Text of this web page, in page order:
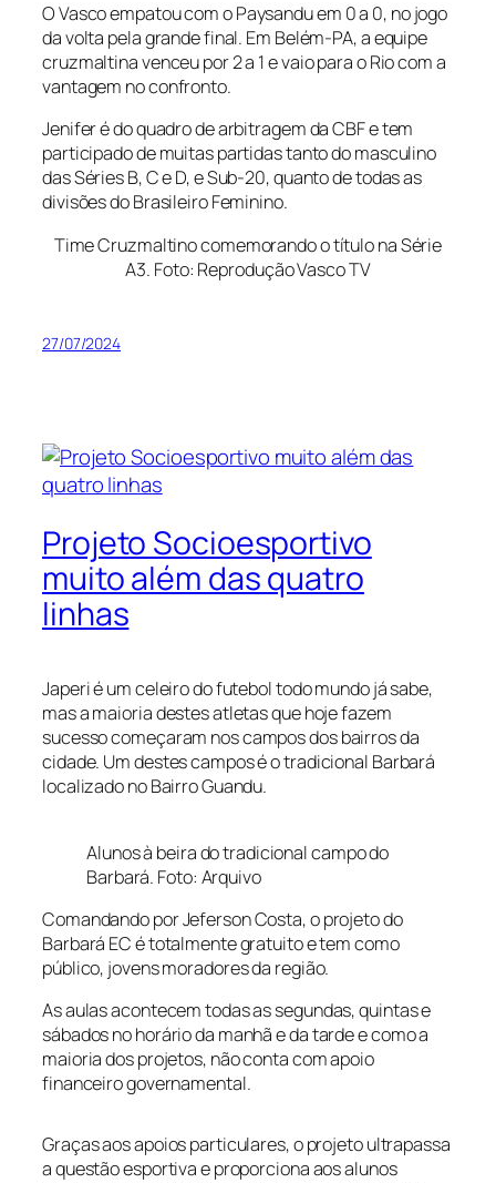
O Vasco empatou com o Paysandu em 0 a 0, no jogo
da volta pela grande final. Em Belém-PA, a equipe
cruzmaltina venceu por 2 a 1 e vaio para o Rio com a
vantagem no confronto.
Jenifer é do quadro de arbitragem da CBF e tem
participado de muitas partidas tanto do masculino
das Séries B, C e D, e Sub-20, quanto de todas as
divisões do Brasileiro Feminino.
Time Cruzmaltino comemorando o título na Série
A3. Foto: Reprodução Vasco TV
27/07/2024
Projeto Socioesportivo
muito além das quatro
linhas
Japeri é um celeiro do futebol todo mundo já sabe,
mas a maioria destes atletas que hoje fazem
sucesso começaram nos campos dos bairros da
cidade. Um destes campos é o tradicional Barbará
localizado no Bairro Guandu.
Alunos à beira do tradicional campo do
Barbará. Foto: Arquivo
Comandando por Jeferson Costa, o projeto do
Barbará EC é totalmente gratuito e tem como
público, jovens moradores da região.
As aulas acontecem todas as segundas, quintas e
sábados no horário da manhã e da tarde e como a
maioria dos projetos, não conta com apoio
financeiro governamental.
Graças aos apoios particulares, o projeto ultrapassa
a questão esportiva e proporciona aos alunos